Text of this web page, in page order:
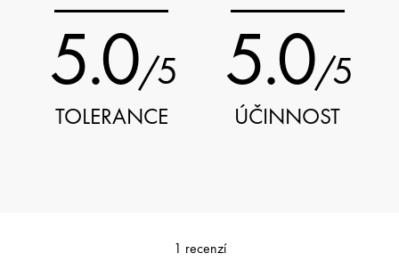
5.0/5
TOLERANCE
5.0/5
ÚČINNOST
1 recenzí